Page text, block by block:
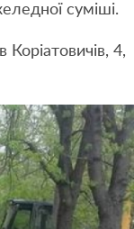
суміші.
4,